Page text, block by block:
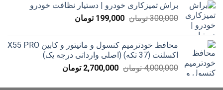
تا
براش تمیزکاری خودرو | دستیار نظافت خودرو
300,000 تومان قیمت
بود.
199,000 تومانقیمت
است.
محافظ خودترمیم کنسول و مانیتور و کابین X55 PRO
اکسلنت (37 تکه) (اصلی وارداتی درجه یک)
4,000,000 تومان قیمت
2,700,000 تومانقیمت